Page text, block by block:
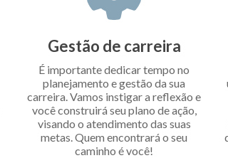
Gestão de carreira
É importante dedicar tempo no
planejamento e gestão da sua
carreira. Vamos instigar a reflexão e
você construirá seu plano de ação,
visando o atendimento das suas
metas. Quem encontrará o seu
caminho é você!